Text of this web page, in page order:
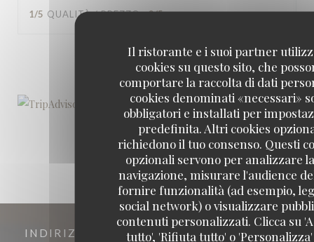
Il ristorante e i suoi partner
cookies su questo sito, che
comportare la raccolta di dati
cookies denominati «necessari»
obbligatori e installati per
predefinita. Altri cookies
richiedono il tuo consenso. Questi
opzionali servono per analizzare
navigazione, misurare l'audience
fornire funzionalità (ad esempio,
social network) o visualizzare
contenuti personalizzati. Clicca su
tutto', 'Rifiuta tutto' o
1/5 QUALITÀ / PREZZO: 2/5
2 3
INDIRIZZO